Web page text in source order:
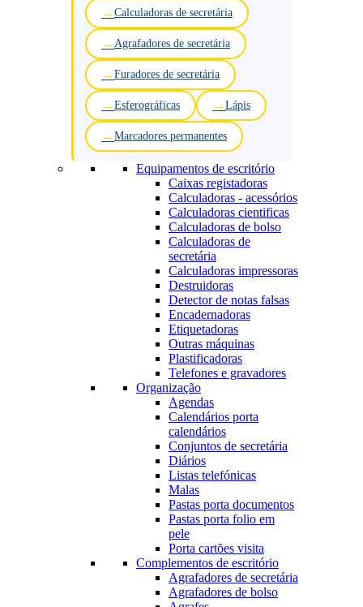
Calculadoras de secretária
Agrafadores de secretária
Furadores de secretária
Esferográficas Lápis
Marcadores permanentes
Equipamentos de escritório
Caixas registadoras
Calculadoras - acessórios
Calculadoras cientificas
Calculadoras de bolso
Calculadoras de
secretária
Calculadoras impressoras
Destruidoras
Detector de notas falsas
Encadernadoras
Etiquetadoras
Outras máquinas
Plastificadoras
Telefones e gravadores
Organização
Agendas
Calendários porta
calendários
Conjuntos de secretária
Diários
Listas telefónicas
Malas
Pastas porta documentos
Pastas porta folio em
pele
Porta cartões visita
Complementos de escritório
Agrafadores de secretária
Agrafadores de bolso